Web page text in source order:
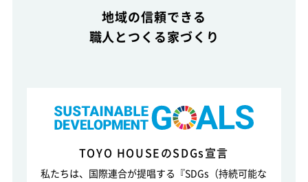
地域の信頼できる
職人とつくる家づくり
TOYO HOUSEのSDGs宣言
私たちは、国際連合が提唱する『SDGs（持続可能な